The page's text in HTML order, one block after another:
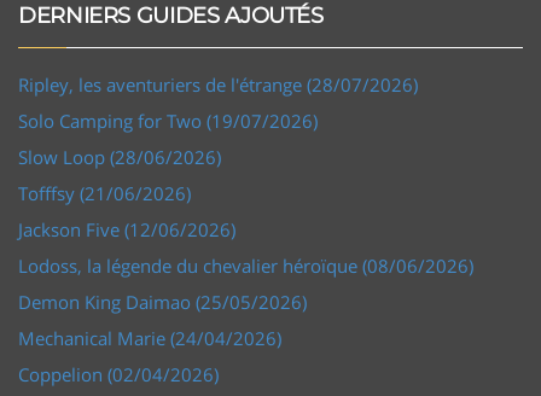
DERNIERS GUIDES AJOUTÉS
Ripley, les aventuriers de l'étrange (28/07/2026)
Solo Camping for Two (19/07/2026)
Slow Loop (28/06/2026)
Tofffsy (21/06/2026)
Jackson Five (12/06/2026)
Lodoss, la légende du chevalier héroïque (08/06/2026)
Demon King Daimao (25/05/2026)
Mechanical Marie (24/04/2026)
Coppelion (02/04/2026)